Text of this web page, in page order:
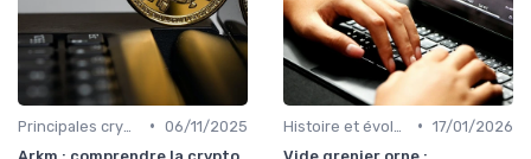
• 06/11/2025
• 17/01/2026